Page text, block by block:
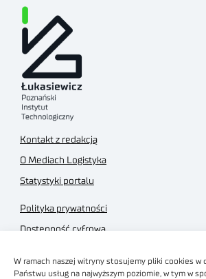
W ramach naszej witryny stosujemy pliki cookies w
Państwu usług na najwyższym poziomie, w tym w
Kontakt z redakcją
O Mediach Logistyka
Statystyki portalu
Polityka prywatności
Dostępność cyfrowa
Regulamin sklepu